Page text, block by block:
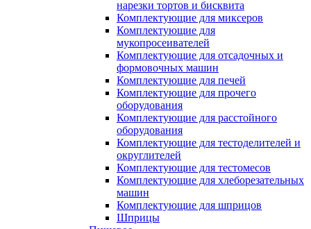
нарезки тортов и бисквита
Комплектующие для миксеров
Комплектующие для
мукопросеивателей
Комплектующие для отсадочных и
формовочных машин
Комплектующие для печей
Комплектующие для прочего
оборудования
Комплектующие для расстойного
оборудования
Комплектующие для тестоделителей и
округлителей
Комплектующие для тестомесов
Комплектующие для хлеборезательных
машин
Комплектующие для шприцов
Шприцы